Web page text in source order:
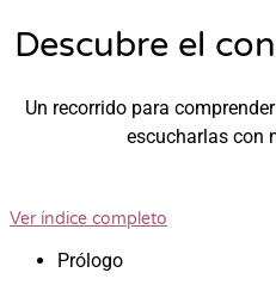
Descubre el
Un recorrido para
escucharlas con
Ver índice completo
Prólogo